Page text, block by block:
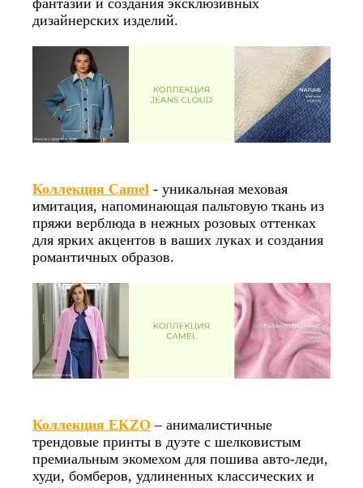
фантазии и создания эксклюзивных
дизайнерских изделий.
Коллекция Camel - уникальная меховая
имитация, напоминающая пальтовую ткань из
пряжи верблюда в нежных розовых оттенках
для ярких акцентов в ваших луках и создания
романтичных образов.
Коллекция EKZO – анималистичные
трендовые принты в дуэте с шелковистым
премиальным экомехом для пошива авто-леди,
худи, бомберов, удлиненных классических и